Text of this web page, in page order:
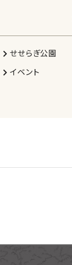
せせらぎ公園
イベント